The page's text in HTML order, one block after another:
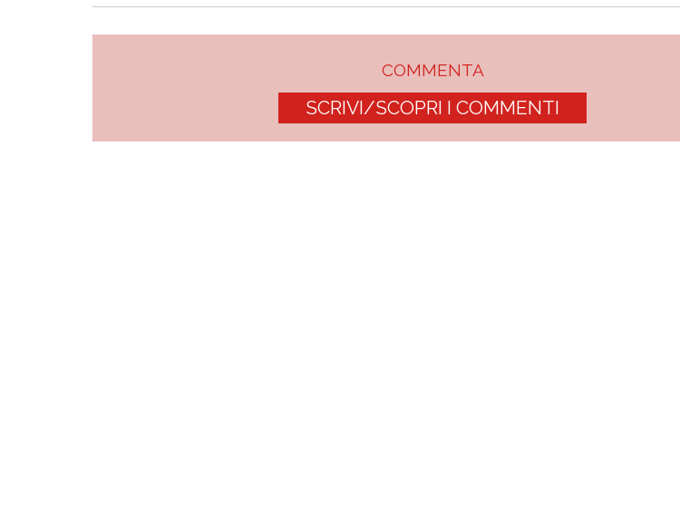
COMMENTA
SCRIVI/SCOPRI I COMMENTI